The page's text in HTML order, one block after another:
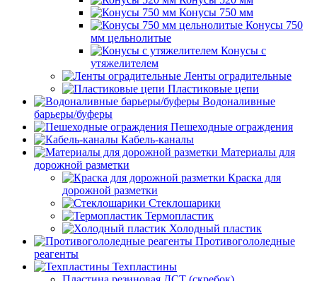
Конусы 750 мм
Конусы 750
мм цельнолитые
Конусы с
утяжелителем
Ленты оградительные
Пластиковые цепи
Водоналивные
барьеры/буферы
Пешеходные ограждения
Кабель-каналы
Материалы для
дорожной разметки
Краска для
дорожной разметки
Стеклошарики
Термопластик
Холодный пластик
Противогололедные
реагенты
Техпластины